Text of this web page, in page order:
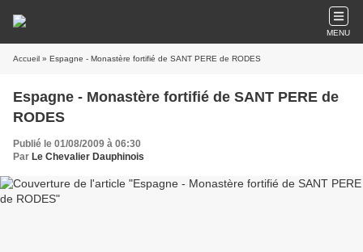
MENU
Accueil » Espagne - Monastère fortifié de SANT PERE de RODES
Espagne - Monastère fortifié de SANT PERE de
RODES
Publié le 01/08/2009 à 06:30
Par Le Chevalier Dauphinois